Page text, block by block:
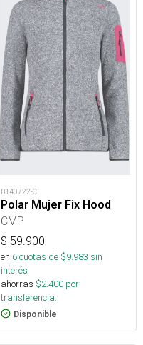
B140722-C
Polar Mujer Fix Hood
CMP
$ 59.900
en 6cuotas de $9.983 sin
interés
ahorras $2.400 por
transferencia.
Disponible